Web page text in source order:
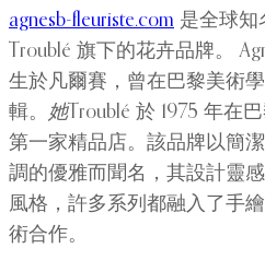
agnesb-fleuriste.com 是全球知
Troublé 旗下的花卉品牌。
生於凡爾賽，曾在巴黎美術
輯。
她Troublé 於 1975 年在
第一家精品店。該品牌以簡
調的優雅而聞名，其設計靈
風格，許多系列都融入了手
術合作。